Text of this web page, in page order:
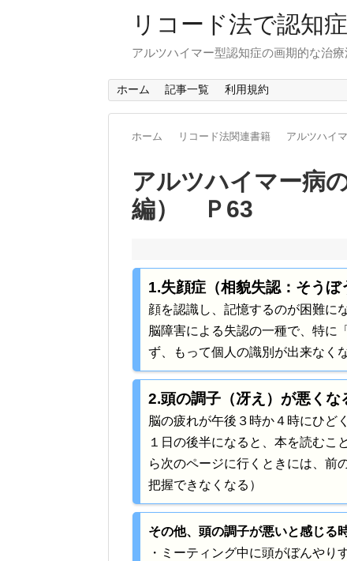
リコード法で認知
アルツハイマー型認知症の画期的な治
ホーム 記事一覧 利用規約
ホーム リコード法関連書籍 アルツハイ
アルツハイマー病
編） Ｐ63
1.失顔症（相貌失認：そうぼ
顔を認識し、記憶するのが困難に
脳障害による失認の一種で、特に
ず、もって個人の識別が出来なく
2.頭の調子（冴え）が悪く
脳の疲れが午後３時か４時にひど
１日の後半になると、本を読むこ
ら次のページに行くときには、前
把握できなくなる）
その他、頭の調子が悪いと感じる
・ミーティング中に頭がぼんやり